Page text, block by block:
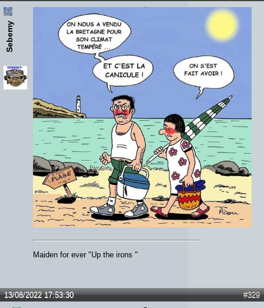
Sebemy
Maiden for ever "Up the irons "
#329
13/08/2022 17:53:30